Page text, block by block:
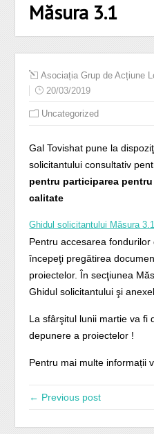
Măsura 3.1
Asociația Grup de Acțiune
20/03/2019
Uncategorized
Gal Tovishat pune la
solicitantului consultativ
pentru participarea
calitate
Ghidul solicitantului Măsura
Pentru accesarea
începeţi pregătirea
proiectelor. În secţiunea
Ghidul solicitantului şi
La sfârşitul lunii martie va fi
depunere a proiectelor !
Pentru mai multe informații
← Previous post